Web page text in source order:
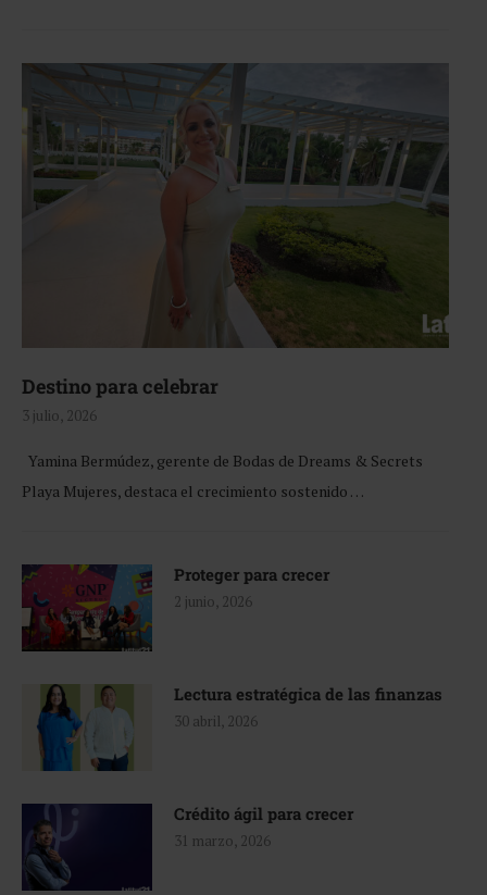
Destino para celebrar
3 julio, 2026
Yamina Bermúdez, gerente de Bodas de Dreams & Secrets
Playa Mujeres, destaca el crecimiento sostenido …
Proteger para crecer
2 junio, 2026
Lectura estratégica de las finanzas
30 abril, 2026
Crédito ágil para crecer
31 marzo, 2026